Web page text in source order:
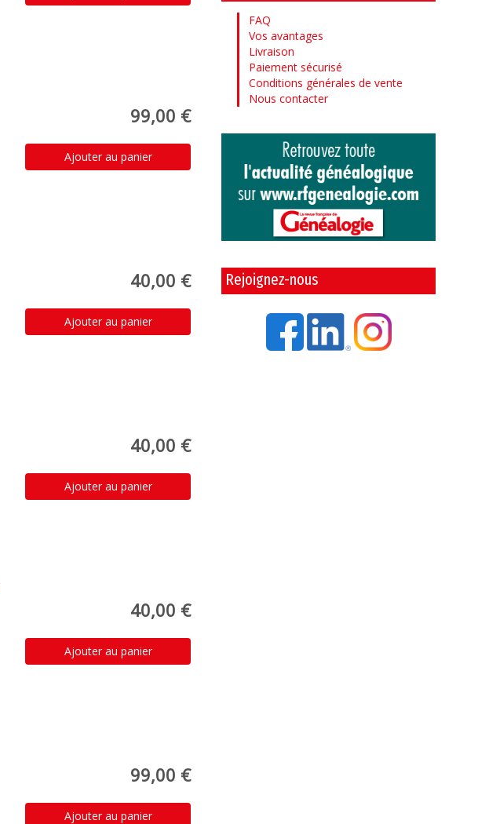
99,00 €
Ajouter au panier
40,00 €
Ajouter au panier
40,00 €
Ajouter au panier
40,00 €
Ajouter au panier
99,00 €
Ajouter au panier
FAQ
Vos avantages
Livraison
Paiement sécurisé
Conditions générales de vente
Nous contacter
Rejoignez-nous